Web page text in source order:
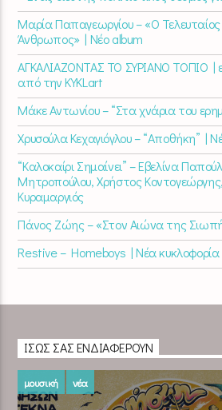
Μαρία Παπαγεωργίου – «Ο Τελευταίος
Άνθρωπος» | Νέο album
ΑΓΚΑΛΙΑΖΟΝΤΑΣ ΤΟ ΣΥΡΙΑΝΟ ΤΟΠΙΟ |
από την KYKLart
Μάκε Αντωνίου – “Στα χνάρια του
Χρυσούλα Κεχαγιόγλου – “Αποθήκη” |
“Καλοκαίρι Σημαίνει” – Εβελίνα
Μητροπούλου, Χρήστος
Κυραμαργιός
Πάνος Ζώης – «Στον Αιώνα της
Restive – Homeboys | Νέα κυκλοφορία
ΊΣΩΣ ΣΑΣ ΕΝΔΙΑΦΈΡΟΥΝ
μουσική νέα